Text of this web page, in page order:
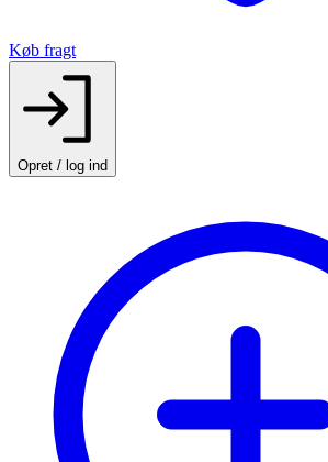
Køb fragt
Opret / log ind